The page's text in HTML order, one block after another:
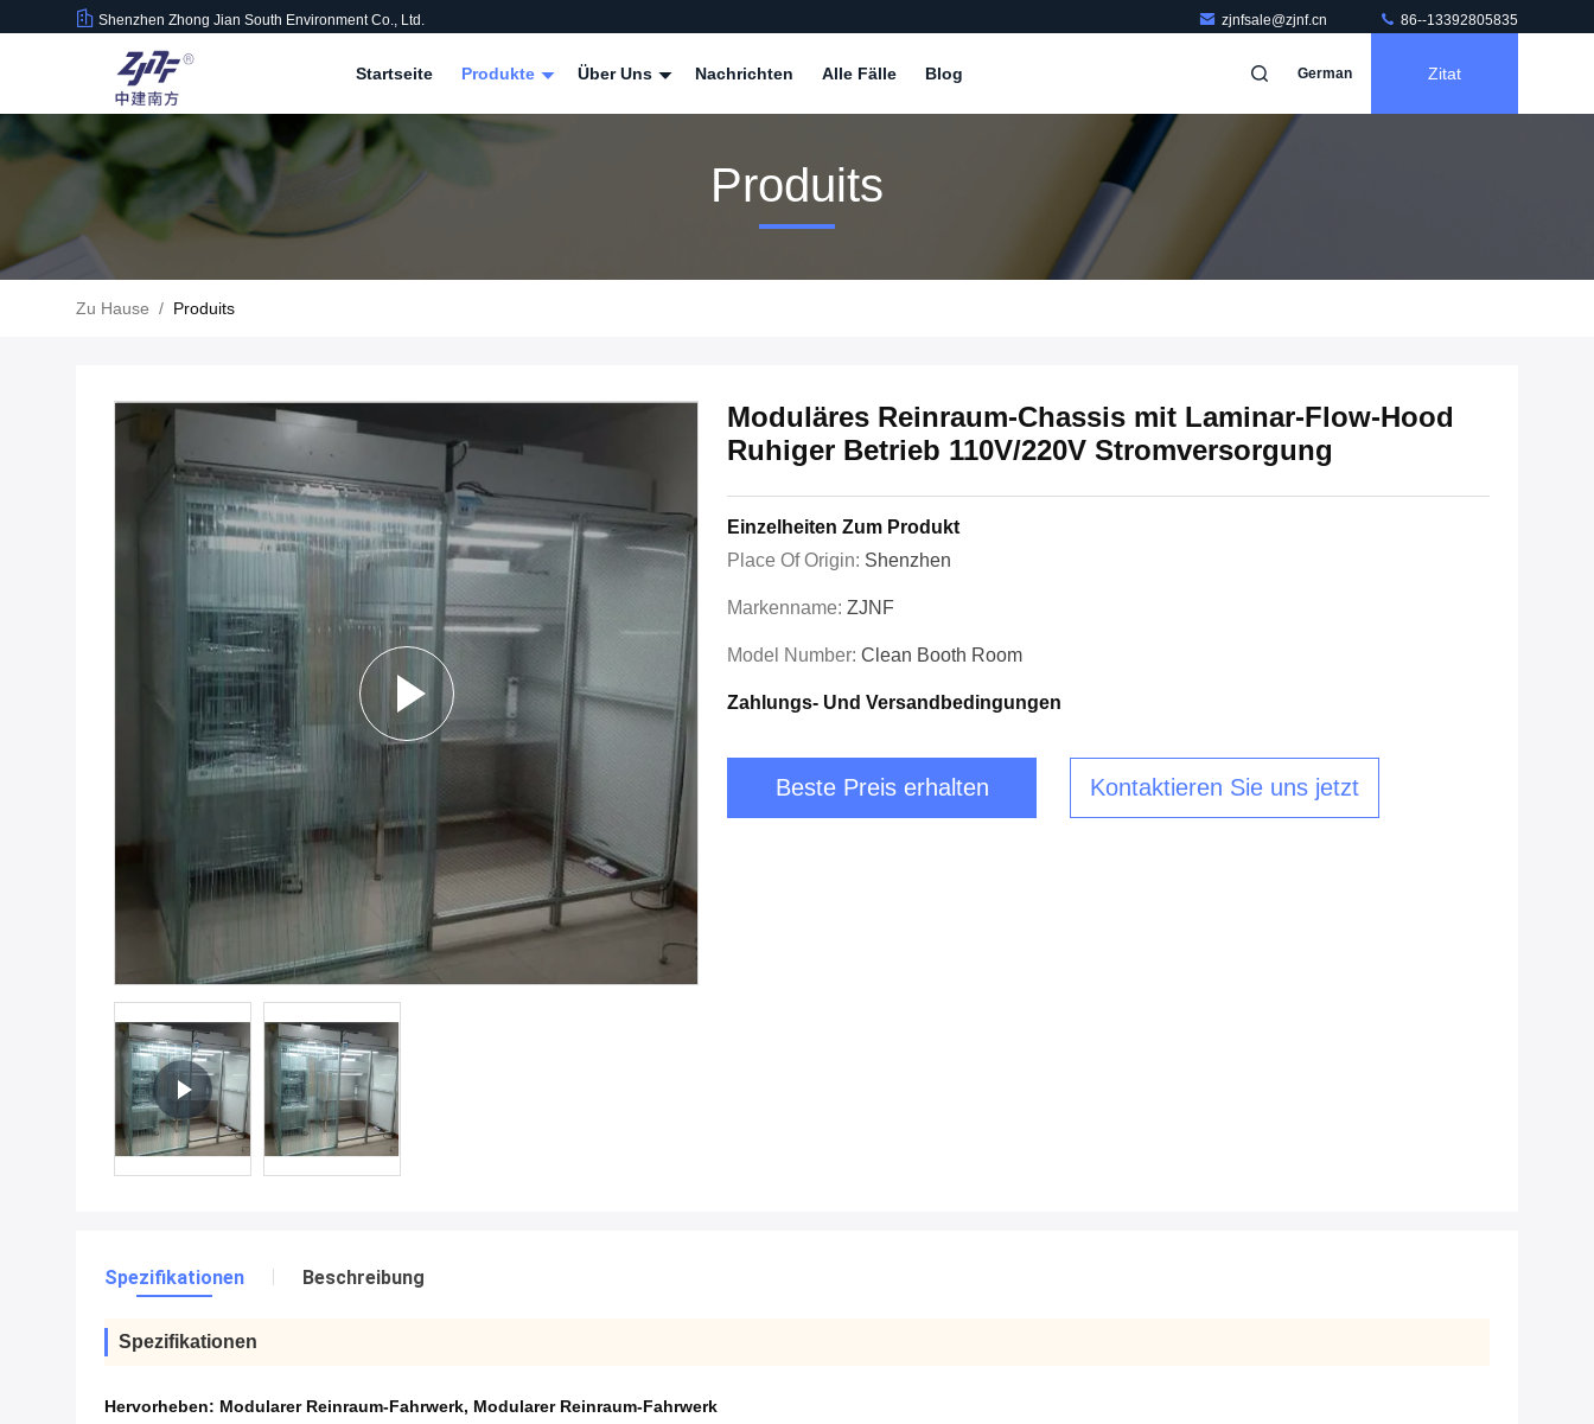
Shenzhen Zhong Jian South Environment Co., Ltd. zjnfsale@zjnf.cn 86--13392805835
Startseite Produkte Über Uns Nachrichten Alle Fälle Blog German Zitat
Produits
Zu Hause / Produits
Moduläres Reinraum-Chassis mit Laminar-Flow-Hood
Ruhiger Betrieb 110V/220V Stromversorgung
Einzelheiten Zum Produkt
Place Of Origin: Shenzhen
Markenname: ZJNF
Model Number: Clean Booth Room
Zahlungs- Und Versandbedingungen
Beste Preis erhalten Kontaktieren Sie uns jetzt
Spezifikationen Beschreibung
Spezifikationen
Hervorheben: Modularer Reinraum-Fahrwerk, Modularer Reinraum-Fahrwerk